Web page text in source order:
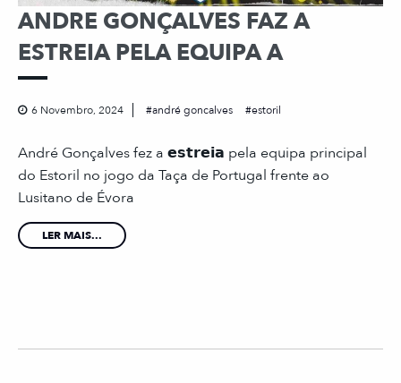
ANDRE GONÇALVES FAZ A
ESTREIA PELA EQUIPA A
6 Novembro, 2024 andré goncalves estoril
André Gonçalves fez a 𝗲𝘀𝘁𝗿𝗲𝗶𝗮 pela equipa principal
do Estoril no jogo da Taça de Portugal frente ao
Lusitano de Évora
LER MAIS...